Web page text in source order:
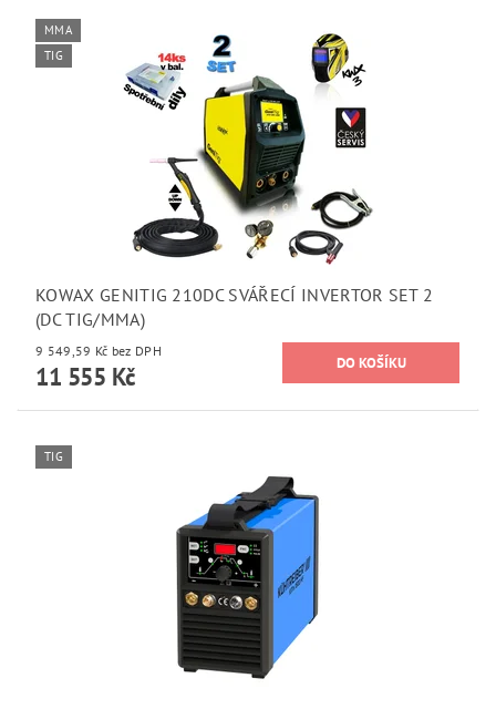
MMA
TIG
KOWAX GENITIG 210DC SVÁŘECÍ INVERTOR SET 2
(DC TIG/MMA)
9 549,59 Kč bez DPH
11 555 Kč
TIG